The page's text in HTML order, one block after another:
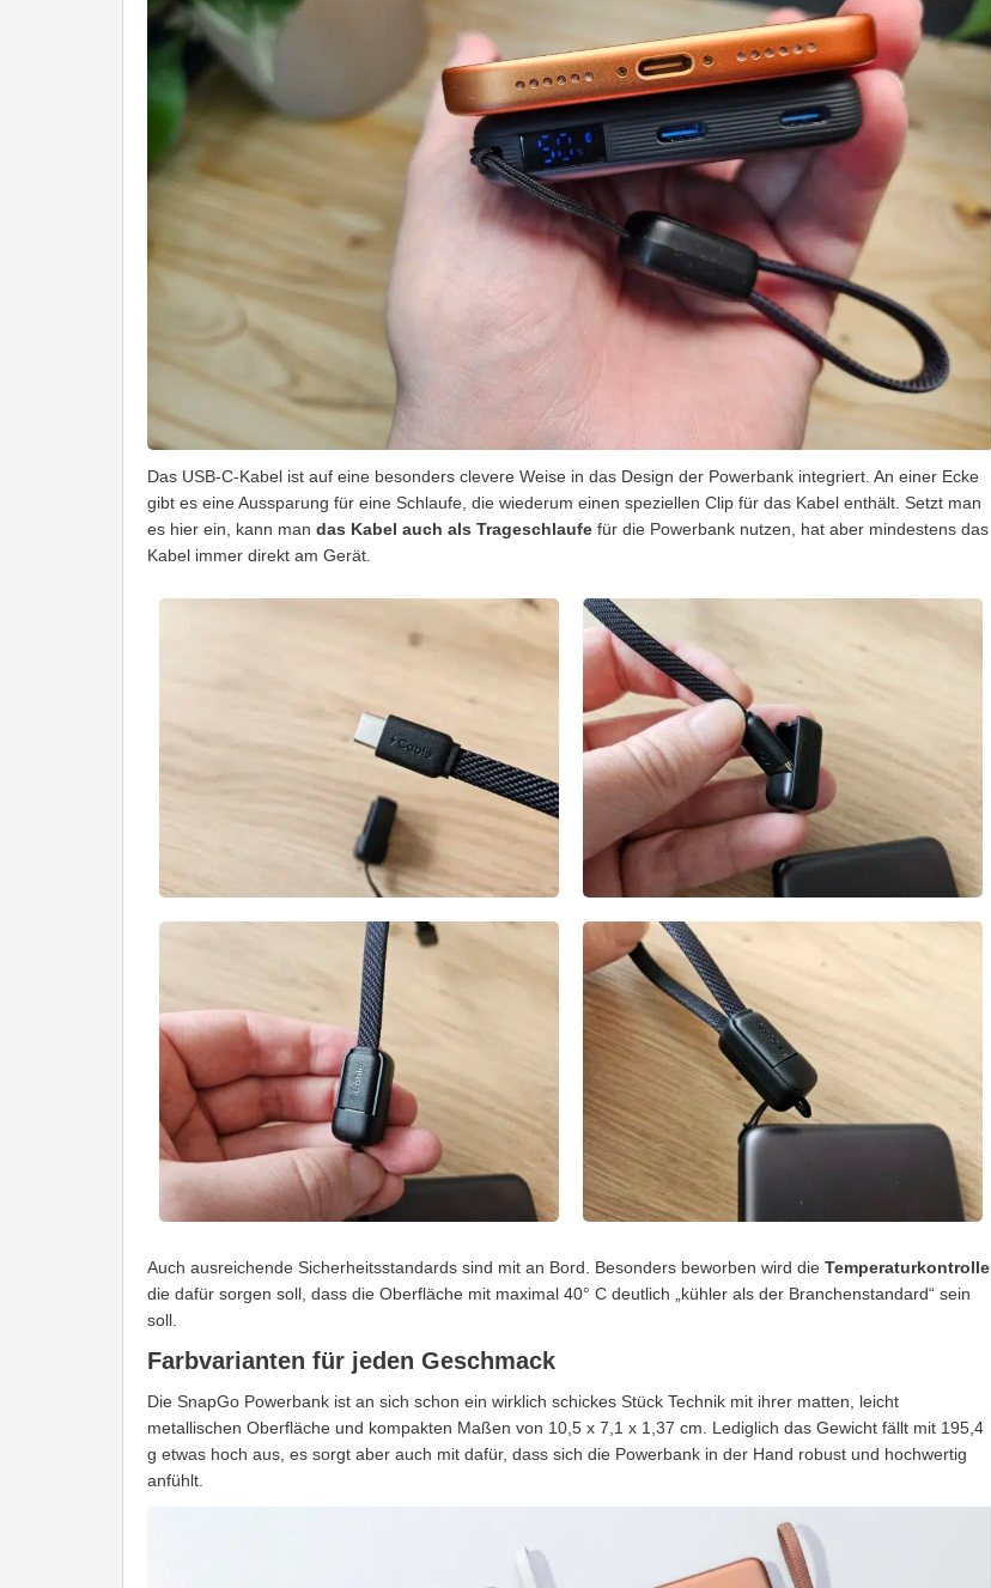
Das USB-C-Kabel ist auf eine besonders clevere Weise in das Design der Powerbank integriert. An einer Ecke
gibt es eine Aussparung für eine Schlaufe, die wiederum einen speziellen Clip für das Kabel enthält. Setzt man
es hier ein, kann man das Kabel auch als Trageschlaufe für die Powerbank nutzen, hat aber mindestens das
Kabel immer direkt am Gerät.
Auch ausreichende Sicherheitsstandards sind mit an Bord. Besonders beworben wird die Temperaturkontrolle
die dafür sorgen soll, dass die Oberfläche mit maximal 40° C deutlich „kühler als der Branchenstandard“ sein
soll.
Farbvarianten für jeden Geschmack
Die SnapGo Powerbank ist an sich schon ein wirklich schickes Stück Technik mit ihrer matten, leicht
metallischen Oberfläche und kompakten Maßen von 10,5 x 7,1 x 1,37 cm. Lediglich das Gewicht fällt mit 195,4
g etwas hoch aus, es sorgt aber auch mit dafür, dass sich die Powerbank in der Hand robust und hochwertig
anfühlt.